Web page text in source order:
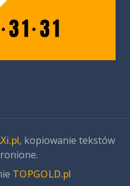
, kopiowanie tekstów
TOPGOLD.pl